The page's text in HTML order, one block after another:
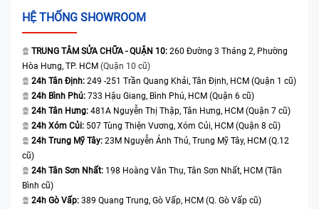
HỆ THỐNG SHOWROOM
TRUNG TÂM SỬA CHỮA - QUẬN 10: 260 Đường 3 Tháng 2, Phường
Hòa Hưng, TP. HCM (Quận 10 cũ)
24h Tân Định: 249 -251 Trần Quang Khải, Tân Định, HCM (Quận 1 cũ)
24h Bình Phú: 733 Hậu Giang, Bình Phú, HCM (Quận 6 cũ)
24h Tân Hưng: 481A Nguyễn Thị Thập, Tân Hưng, HCM (Quận 7 cũ)
24h Xóm Củi: 507 Tùng Thiện Vương, Xóm Củi, HCM (Quận 8 cũ)
24h Trung Mỹ Tây: 23M Nguyễn Ảnh Thủ, Trung Mỹ Tây, HCM (Q.12
cũ)
24h Tân Sơn Nhất: 198 Hoàng Văn Thụ, Tân Sơn Nhất, HCM (Tân
Bình cũ)
24h Gò Vấp: 389 Quang Trung, Gò Vấp, HCM (Q. Gò Vấp cũ)